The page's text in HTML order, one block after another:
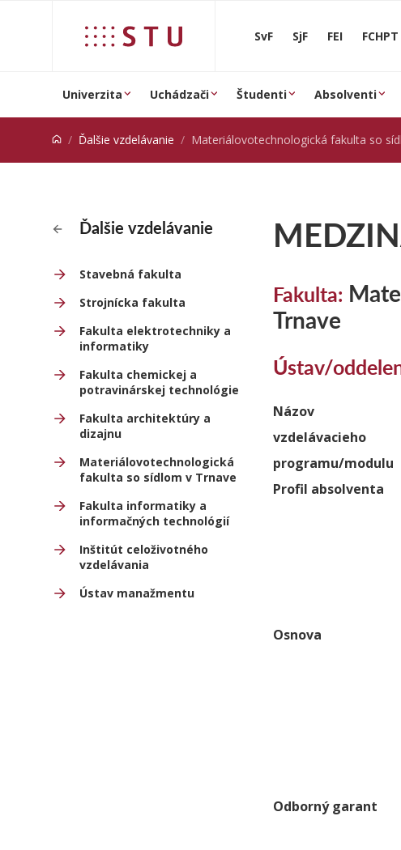
SvF SjF FEI FCHPT
Univerzita Uchádzači Študenti Absolventi
Ďalšie vzdelávanie Materiálovotechnologická fakulta so sídlom v Trnave
Ďalšie vzdelávanie
Stavebná fakulta
Strojnícka fakulta
Fakulta elektrotechniky a
informatiky
Fakulta chemickej a
potravinárskej technológie
Fakulta architektúry a
dizajnu
Materiálovotechnologická
fakulta so sídlom v Trnave
Fakulta informatiky a
informačných technológií
Inštitút celoživotného
vzdelávania
Ústav manažmentu
Fakulta:
Trnave
Ústav/
Názov
vzdelávacieho
programu/modulu
Profil absolventa
Osnova
Odborný garant